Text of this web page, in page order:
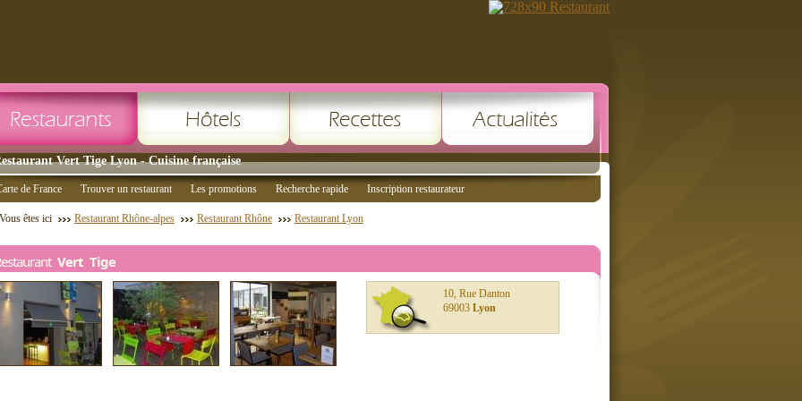
Vert Tige Lyon - Cuisine française
de France Trouver un restaurant Les promotions Recherche rapide Inscription restaurateur
Vous êtes ici Restaurant Rhône-alpes Restaurant Rhône Restaurant Lyon
Vert Tige
10, Rue Danton
69003 Lyon